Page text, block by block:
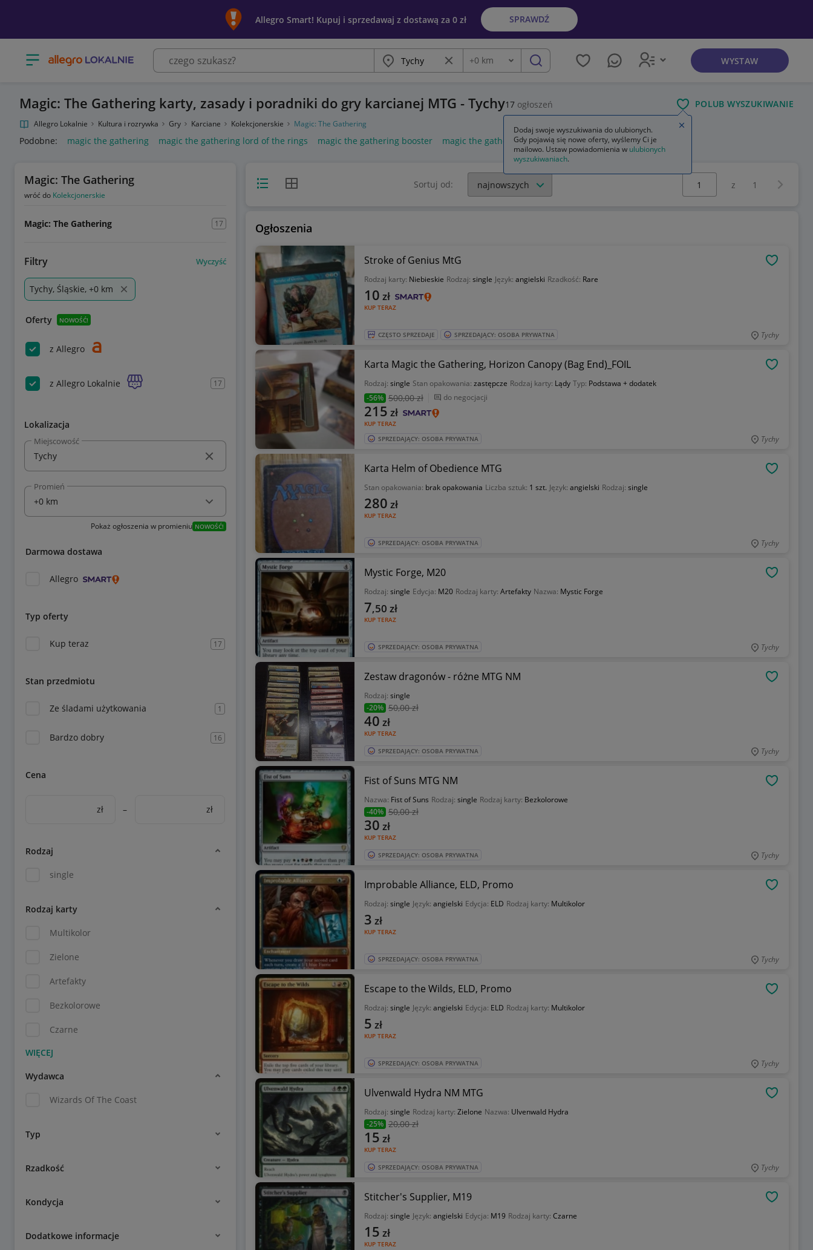
Allegro Smart! Kupuj i sprzedawaj z dostawą za 0 zł SPRAWDŹ
Otwórz menu z kategoriami Miasto Wyczyść frazę
Odległość
+0 km szukaj WYSTAW
Magic: The Gathering karty, zasady i poradniki do gry karcianej MTG - Tychy17 ogłoszeń POLUB WYSZUKIWANIE
Allegro Lokalnie Kultura i rozrywka Gry Karciane Kolekcjonerskie Magic: The Gathering
Podobne: magic the gathering magic the gathering lord of the rings magic the gathering booster magic the gathering hobbit magic the gathering starter
Magic: The Gathering
wróć do Kolekcjonerskie
Magic: The Gathering 17
Filtry Wyczyść
Tychy, Śląskie, +0 km
Oferty NOWOŚĆ!
z Allegro
z Allegro Lokalnie 17
Lokalizacja
Miejscowość
Promień
Pokaż ogłoszenia w promieniu NOWOŚĆ!
Darmowa dostawa
Allegro
Typ oferty
Kup teraz 17
Stan przedmiotu
Ze śladami użytkowania 1
Bardzo dobry 16
Cena
zł – zł
Rodzaj
single
Rodzaj karty
Multikolor
Zielone
Artefakty
Bezkolorowe
Czarne
Wydawca
Wizards Of The Coast
Typ
Rzadkość
Kondycja
Dodatkowe informacje
Widok listyWidok siatki Sortuj od:
Wybierz stronę:
z 1
Ogłoszenia
Stroke of Genius MtG
Rodzaj karty: Niebieskie Rodzaj: single Język: angielski Rzadkość: Rare
KUP TERAZ
10 zł
CZĘSTO SPRZEDAJE SPRZEDAJĄCY: OSOBA PRYWATNA Tychy
Karta Magic the Gathering, Horizon Canopy (Bag End)_FOIL
Rodzaj: single Stan opakowania: zastępcze Rodzaj karty: Lądy Typ: Podstawa + dodatek
-56% 500,00 zł do negocjacji
KUP TERAZ
215 zł
SPRZEDAJĄCY: OSOBA PRYWATNA Tychy
Karta Helm of Obedience MTG
Stan opakowania: brak opakowania Liczba sztuk: 1 szt. Język: angielski Rodzaj: single
KUP TERAZ
280 zł
SPRZEDAJĄCY: OSOBA PRYWATNA Tychy
Mystic Forge, M20
Rodzaj: single Edycja: M20 Rodzaj karty: Artefakty Nazwa: Mystic Forge
KUP TERAZ
7,50 zł
SPRZEDAJĄCY: OSOBA PRYWATNA Tychy
Zestaw dragonów - różne MTG NM
Rodzaj: single
-20% 50,00 zł
KUP TERAZ
40 zł
SPRZEDAJĄCY: OSOBA PRYWATNA Tychy
Fist of Suns MTG NM
Nazwa: Fist of Suns Rodzaj: single Rodzaj karty: Bezkolorowe
-40% 50,00 zł
KUP TERAZ
30 zł
SPRZEDAJĄCY: OSOBA PRYWATNA Tychy
Improbable Alliance, ELD, Promo
Rodzaj: single Język: angielski Edycja: ELD Rodzaj karty: Multikolor
KUP TERAZ
3 zł
SPRZEDAJĄCY: OSOBA PRYWATNA Tychy
Escape to the Wilds, ELD, Promo
Rodzaj: single Język: angielski Edycja: ELD Rodzaj karty: Multikolor
KUP TERAZ
5 zł
SPRZEDAJĄCY: OSOBA PRYWATNA Tychy
Ulvenwald Hydra NM MTG
Rodzaj: single Rodzaj karty: Zielone Nazwa: Ulvenwald Hydra
-25% 20,00 zł
KUP TERAZ
15 zł
SPRZEDAJĄCY: OSOBA PRYWATNA Tychy
Stitcher's Supplier, M19
Rodzaj: single Język: angielski Edycja: M19 Rodzaj karty: Czarne
KUP TERAZ
15 zł
Dodaj swoje wyszukiwania do ulubionych.
Gdy pojawią się nowe oferty, wyślemy Ci je
mailowo. Ustaw powiadomienia w ulubionych
wyszukiwaniach.
Zamknij wskazówkę